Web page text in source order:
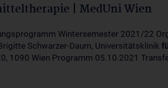
| MedUni Wien
Wintersemester 2021/22
Schwarzer-Daum, Universitätsklinik
1090 Wien Programm 05.10.2021